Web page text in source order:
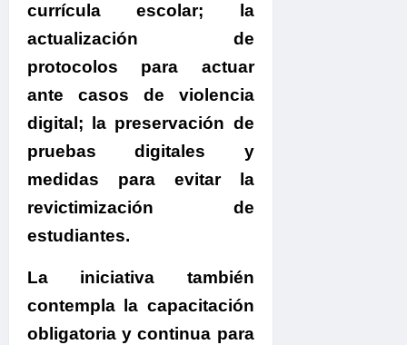
currícula escolar; la
actualización de
protocolos para actuar
ante casos de violencia
digital; la preservación de
pruebas digitales y
medidas para evitar la
revictimización de
estudiantes.
La iniciativa también
contempla la capacitación
obligatoria y continua para